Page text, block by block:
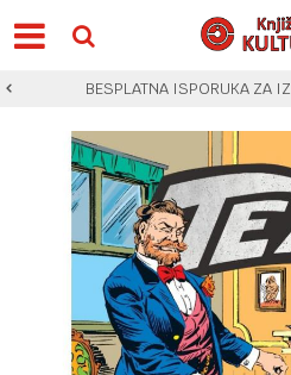
BESPLATNA ISPORUKA ZA